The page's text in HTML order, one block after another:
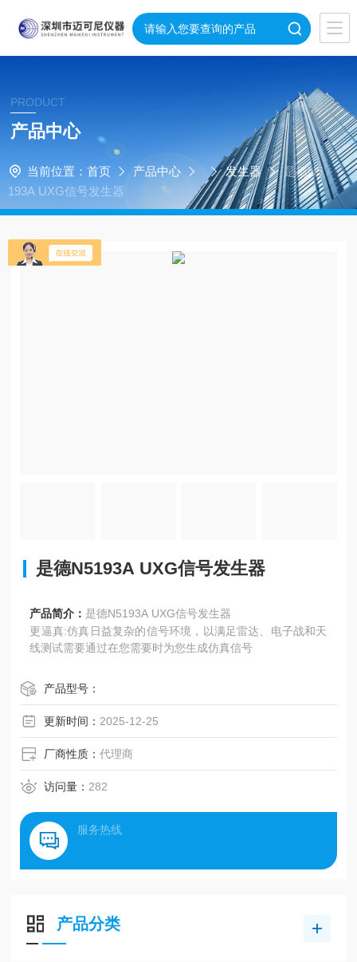
PRODUCT
产品中心
当前位置： 首页 产品中心 发生器
是德N5
193A UXG信号发生器
是德N5193A UXG信号发生器
产品简介： 是德N5193A UXG信号发生器
更逼真:仿真日益复杂的信号环境，以满足雷达、电子战和天
线测试需要通过在您需要时为您生成仿真信号
产品型号：
更新时间： 2025-12-25
厂商性质：代理商
访问量： 282
服务热线
产品分类